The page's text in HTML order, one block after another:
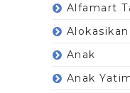
Alfamart
Anak
Anak